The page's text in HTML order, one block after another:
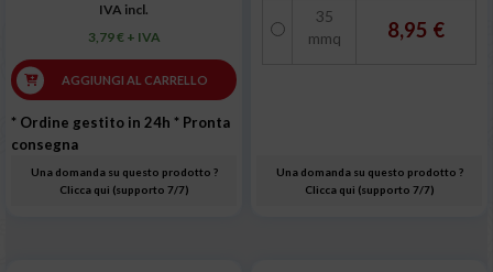
IVA incl.
3,79 € + IVA
AGGIUNGI AL CARRELLO
* Ordine gestito in 24h * Pronta
consegna
Una domanda su questo prodotto ?
Clicca qui (supporto 7/7)
35
mmq
8,95 €
Una domanda su questo prodotto ?
Clicca qui (supporto 7/7)